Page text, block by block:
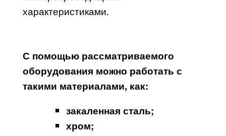
характеристиками.
С помощью рассматриваемого
оборудования можно работать с
такими материалами, как:
закаленная сталь;
хром;